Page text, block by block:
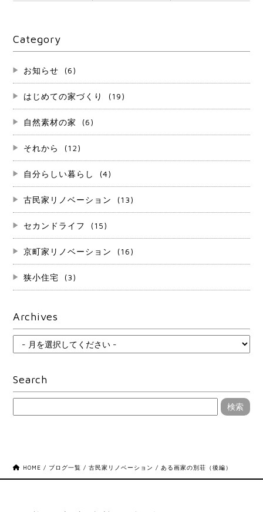
Category
お知らせ (6)
はじめての家づくり (19)
自然素材の家 (6)
それから (12)
自分らしい暮らし (4)
古民家リノベーション (13)
セカンドライフ (15)
京町家リノベーション (16)
狭小住宅 (3)
Archives
Search
HOME / ブログ一覧 /古民家リノベーション / ある画家の別荘（後編）